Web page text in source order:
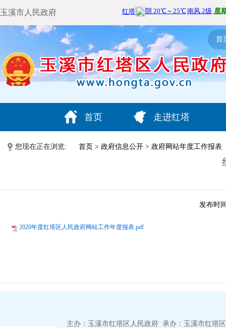
玉溪市人民政府
首
首页 走进红塔
您现在正在浏览: 首页 > 政府信息公开 > 政府网站年度工作报表
发布时
2020年度红塔区人民政府网站工作年度报表.pdf
主办：玉溪市红塔区人民政府 承办：玉溪市红塔